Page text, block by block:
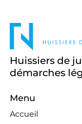
Huissiers de
démarches
Menu
Accueil